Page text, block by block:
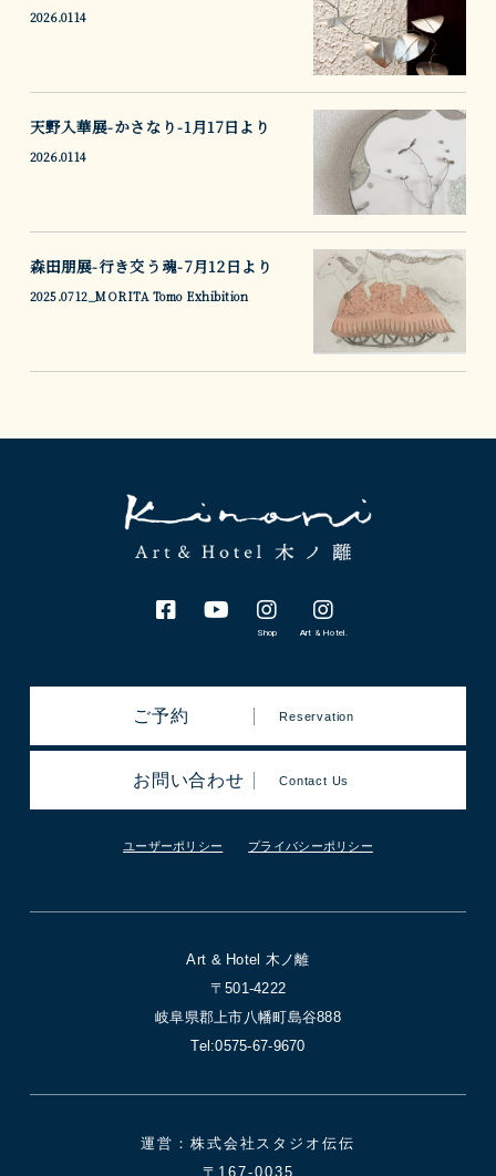
2026.0114
天野入華展-かさなり-1月17日より
2026.0114
森田朋展-行き交う魂-7月12日より
2025.0712_MORITA Tomo Exhibition
Shop Art & Hotel.
ご予約 Reservation
お問い合わせ Contact Us
ユーザーポリシー プライバシーポリシー
Art & Hotel 木ノ離
〒501-4222
岐阜県郡上市八幡町島谷888
Tel:0575-67-9670
運営：株式会社スタジオ伝伝